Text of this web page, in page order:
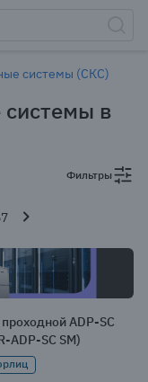
системы (СКС)
в
Фильтры
ADP-SC
ADP-SC SM)